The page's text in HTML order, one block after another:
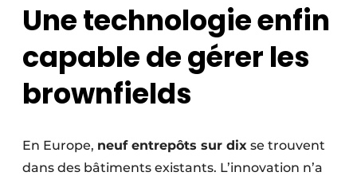
Une technologie enfin
capable de gérer les
brownfields
En Europe, neuf entrepôts sur dix se trouvent
dans des bâtiments existants. L’innovation n’a